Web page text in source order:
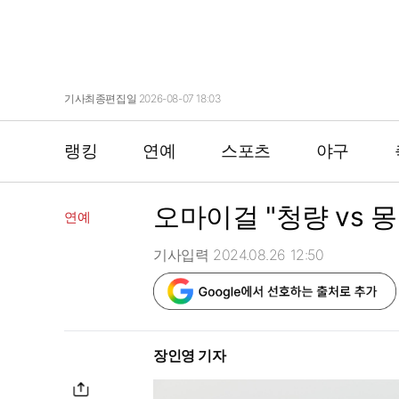
기사최종편집일 2026-08-07 18:03
랭킹 연예 스포츠 야구
연예 오마이걸 "청량 vs
기사입력 2024.08.26 12:50
장인영 기자